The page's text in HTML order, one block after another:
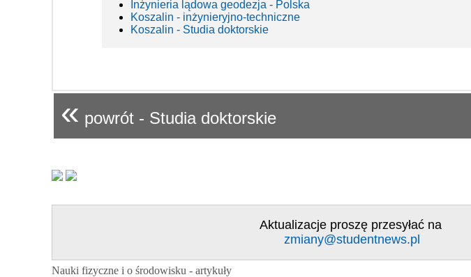
Inżynieria lądowa geodezja - Polska
Koszalin - inżynieryjno-techniczne
Koszalin - Studia doktorskie
« powrót - Studia doktorskie
Aktualizacje proszę przesyłać na
zmiany@studentnews.pl
Nauki fizyczne i o środowisku - artykuły